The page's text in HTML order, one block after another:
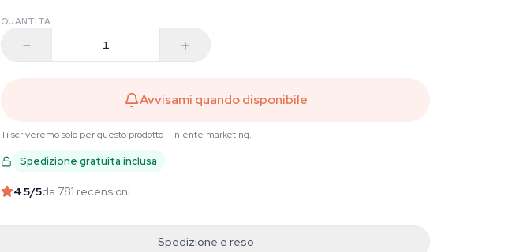
QUANTITÀ
Avvisami quando disponibile
Ti scriveremo solo per questo prodotto — niente marketing.
Spedizione gratuita inclusa
4.5/5da 781 recensioni
Spedizione e reso